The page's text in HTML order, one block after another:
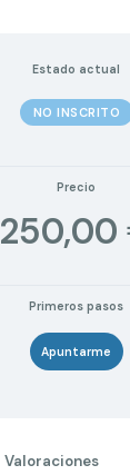
Estado actual
NO INSCRITO
Precio
250,00
Primeros pasos
Apuntarme
Valoraciones